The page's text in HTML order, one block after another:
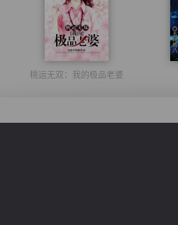
桃运无双：我的极品老婆